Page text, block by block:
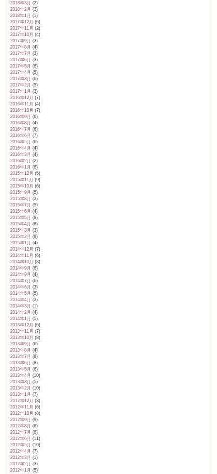
2018年3月 (2)
2018年2月 (3)
2018年1月 (1)
2017年12月 (6)
2017年11月 (2)
2017年10月 (4)
2017年9月 (3)
2017年8月 (4)
2017年7月 (3)
2017年6月 (3)
2017年5月 (8)
2017年4月 (5)
2017年3月 (6)
2017年2月 (5)
2017年1月 (3)
2016年12月 (7)
2016年11月 (4)
2016年10月 (7)
2016年9月 (6)
2016年8月 (4)
2016年7月 (6)
2016年6月 (7)
2016年5月 (6)
2016年4月 (4)
2016年3月 (4)
2016年2月 (2)
2016年1月 (8)
2015年12月 (5)
2015年11月 (9)
2015年10月 (6)
2015年9月 (5)
2015年8月 (3)
2015年7月 (5)
2015年6月 (4)
2015年5月 (8)
2015年4月 (8)
2015年3月 (3)
2015年2月 (8)
2015年1月 (4)
2014年12月 (7)
2014年11月 (6)
2014年10月 (8)
2014年9月 (8)
2014年8月 (4)
2014年7月 (6)
2014年6月 (3)
2014年5月 (5)
2014年4月 (3)
2014年3月 (1)
2014年2月 (4)
2014年1月 (5)
2013年12月 (6)
2013年11月 (7)
2013年10月 (8)
2013年9月 (6)
2013年8月 (4)
2013年7月 (8)
2013年6月 (8)
2013年5月 (6)
2013年4月 (10)
2013年3月 (5)
2013年2月 (10)
2013年1月 (7)
2012年12月 (3)
2012年11月 (6)
2012年10月 (8)
2012年9月 (9)
2012年8月 (6)
2012年7月 (8)
2012年6月 (11)
2012年5月 (10)
2012年4月 (7)
2012年3月 (1)
2012年2月 (3)
2012年1月 (5)